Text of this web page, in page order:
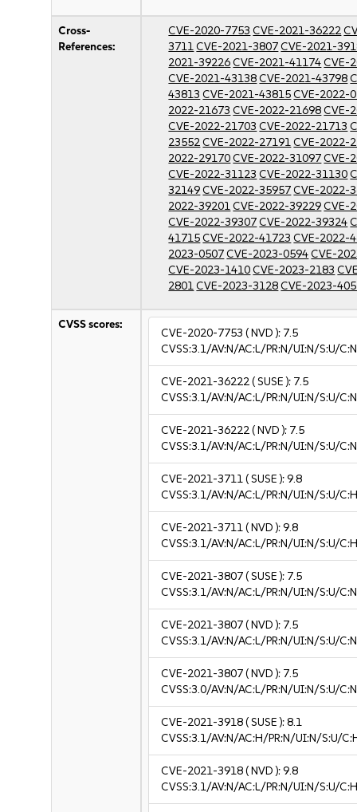
Cross-
References:
CVE-2020-7753 CVE-2021-36222
3711CVE-2021-3807CVE-2021-
2021-39226CVE-2021-41174CVE-
CVE-2021-43138CVE-2021-43798
43813 CVE-2021-43815CVE-2022-
2022-21673 CVE-2022-21698CVE-
CVE-2022-21703 CVE-2022-21713
23552CVE-2022-27191CVE-2022-
2022-29170CVE-2022-31097CVE-
CVE-2022-31123 CVE-2022-31130
32149CVE-2022-35957CVE-2022-
2022-39201CVE-2022-39229CVE-
CVE-2022-39307CVE-2022-39324
41715CVE-2022-41723 CVE-2022-
2023-0507CVE-2023-0594CVE-
CVE-2023-1410CVE-2023-2183
2801CVE-2023-3128CVE-2023-
CVSS scores:
CVE-2020-7753 ( NVD ): 7.5
CVSS:3.1/AV:N/AC:L/PR:N/UI:N/S:U/
CVE-2021-36222( SUSE ): 7.5
CVSS:3.1/AV:N/AC:L/PR:N/UI:N/S:U/
CVE-2021-36222( NVD ): 7.5
CVSS:3.1/AV:N/AC:L/PR:N/UI:N/S:U/
CVE-2021-3711( SUSE ):9.8
CVSS:3.1/AV:N/AC:L/PR:N/UI:N/S:U/
CVE-2021-3711( NVD ):9.8
CVSS:3.1/AV:N/AC:L/PR:N/UI:N/S:U/
CVE-2021-3807( SUSE ): 7.5
CVSS:3.1/AV:N/AC:L/PR:N/UI:N/S:U/
CVE-2021-3807( NVD ): 7.5
CVSS:3.1/AV:N/AC:L/PR:N/UI:N/S:U/
CVE-2021-3807( NVD ): 7.5
CVSS:3.0/AV:N/AC:L/PR:N/UI:N/S:U/
CVE-2021-3918( SUSE ):8.1
CVSS:3.1/AV:N/AC:H/PR:N/UI:N/S:U/
CVE-2021-3918( NVD ):9.8
CVSS:3.1/AV:N/AC:L/PR:N/UI:N/S:U/